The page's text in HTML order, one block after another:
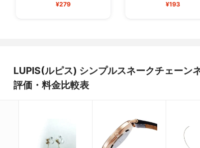
¥279 ¥193
LUPIS(ルピス) シンプルスネークチェーン
評価・料金比較表